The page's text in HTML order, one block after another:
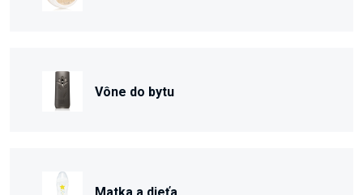
Vône do bytu
Matka a dieťa